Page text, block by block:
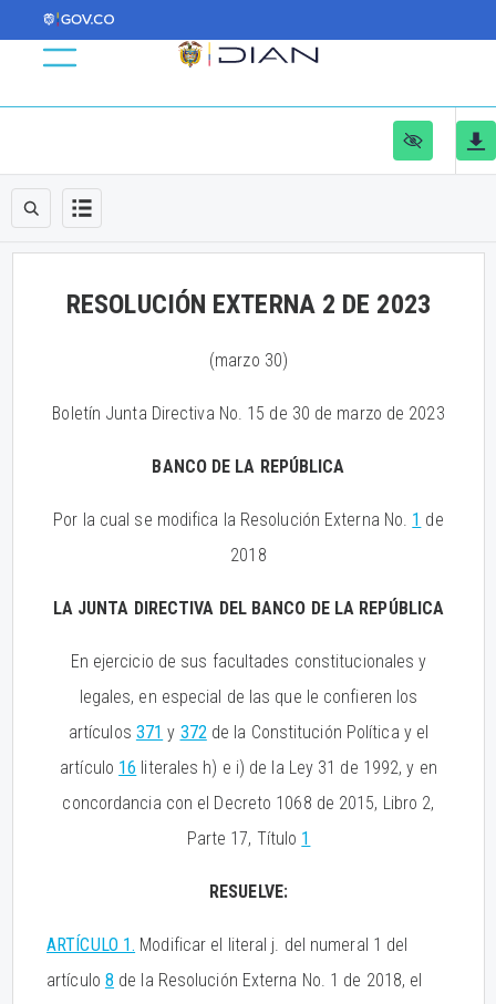
RESOLUCIÓN EXTERNA 2 DE 2023
(marzo 30)
Boletín Junta Directiva No. 15 de 30 de marzo de 2023
BANCO DE LA REPÚBLICA
Por la cual se modifica la Resolución Externa No. 1 de
2018
LA JUNTA DIRECTIVA DEL BANCO DE LA REPÚBLICA
En ejercicio de sus facultades constitucionales y
legales, en especial de las que le confieren los
artículos 371 y 372de la Constitución Política y el
artículo 16 literales h) e i) de la Ley 31 de 1992, y en
concordancia con el Decreto 1068 de 2015, Libro 2,
Parte 17, Título 1
RESUELVE:
ARTÍCULO 1. Modificar el literal j. del numeral 1 del
artículo 8 de la Resolución Externa No. 1 de 2018, el